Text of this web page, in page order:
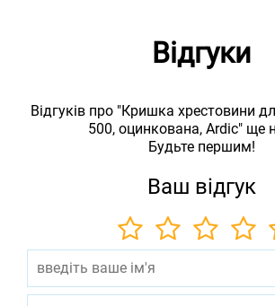
Відгуки
Відгуків про "Кришка хрестовини
500, оцинкована, Ardic" ще
Будьте першим!
Ваш відгук